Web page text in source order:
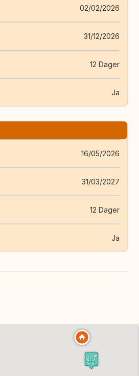
02/02/2026
31/12/2026
12 Dager
Ja
16/05/2026
31/03/2027
12 Dager
Ja